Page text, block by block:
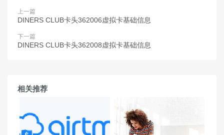
上一篇
DINERS CLUB卡头362006虚拟卡基础信息
下一篇
DINERS CLUB卡头362008虚拟卡基础信息
相关推荐